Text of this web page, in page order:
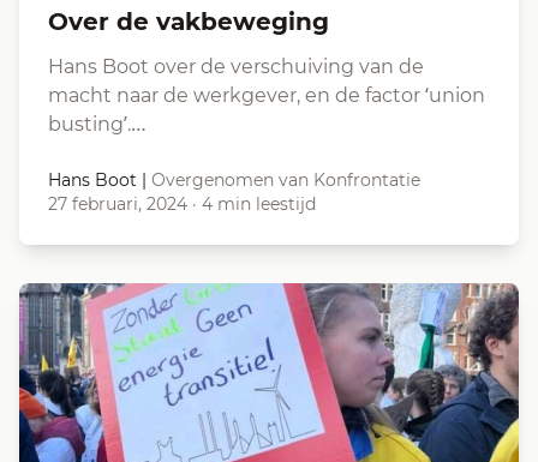
Over de vakbeweging
Hans Boot over de verschuiving van de
macht naar de werkgever, en de factor ‘union
busting’.…
Hans Boot | Overgenomen van Konfrontatie
27 februari, 2024 · 4 min leestijd